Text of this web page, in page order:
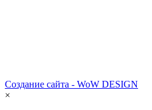
Создание сайта - WoW DESIGN
×